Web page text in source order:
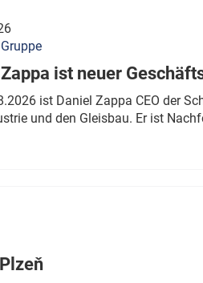
ist neuer
ist Daniel Zappa CEO der
und den Gleisbau. Er ist